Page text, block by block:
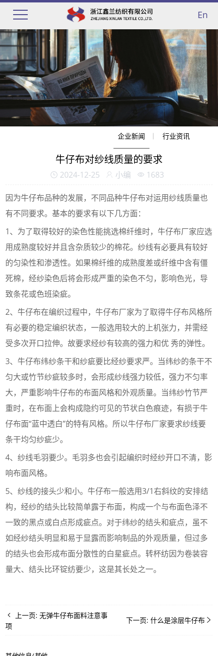
En
企业新闻 行业资讯
牛仔布对纱线质量的要求
2024-12-25 小编 1683
因为牛仔布品种的发展，不同品种牛仔布对运用纱线质量也
有不同要求。基本的要求有以下几方面：
1、为了取得较好的染色性能挑选棉纤维时，牛仔布厂家应选
用成熟度较好并且含杂质较少的棉花。纱线有必要具有较好
的匀染性和渗透性。如果棉纤维的成熟度差或纤维中含有僵
死棉，经纱染色后将会形成严重的染色不匀，影响色光，导
致条花或色班染疵。
2、牛仔布在编织过程中，牛仔布厂家为了取得牛仔布风格所
有必要的稳定编织状态，一般选用较大的上机张力，并需经
受多次开口拉伸。故要求经纱有较高的强力和优 秀的弹性。
3、牛仔布纬纱条干和纱疵要比经纱要求严。当纬纱的条干不
匀大或竹节纱疵较多时，会形成纱线强力较低，强力不匀率
大，严重影响牛仔布的布面风格和外观质量。当纬纱竹节严
重时，在布面上会构成隐约可见的节状白色痕迹，有损于牛
仔布面“蓝中透白”的特有风格。所以牛仔布厂家要求纱线要
条干均匀纱疵少。
4、纱线毛羽要少。毛羽多也会引起编织时经纱开口不清，影
响布面风格。
5、纱线的接头少和小。牛仔布一般选用3/1右斜纹的安排结
构，经纱的结头比较简单露于布面，构成一个与布面色泽不
一致的黑点或白点形成疵点。对于纬纱的结头和疵点，虽不
如经纱结头明显和易于显露而影响制品的外观质量，但过多
的结头也会形成布面分散性的白星疵点。转杯纺因为卷装容
量大、结头比环锭纺要少，这是其长处之一。
上一页:无弹牛仔布面料注意事
项
下一页: 什么是涂层牛仔布